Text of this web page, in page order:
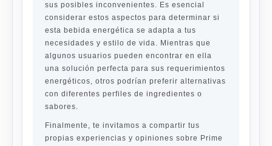
sus posibles inconvenientes. Es esencial
considerar estos aspectos para determinar si
esta bebida energética se adapta a tus
necesidades y estilo de vida. Mientras que
algunos usuarios pueden encontrar en ella
una solución perfecta para sus requerimientos
energéticos, otros podrían preferir alternativas
con diferentes perfiles de ingredientes o
sabores.
Finalmente, te invitamos a compartir tus
propias experiencias y opiniones sobre Prime